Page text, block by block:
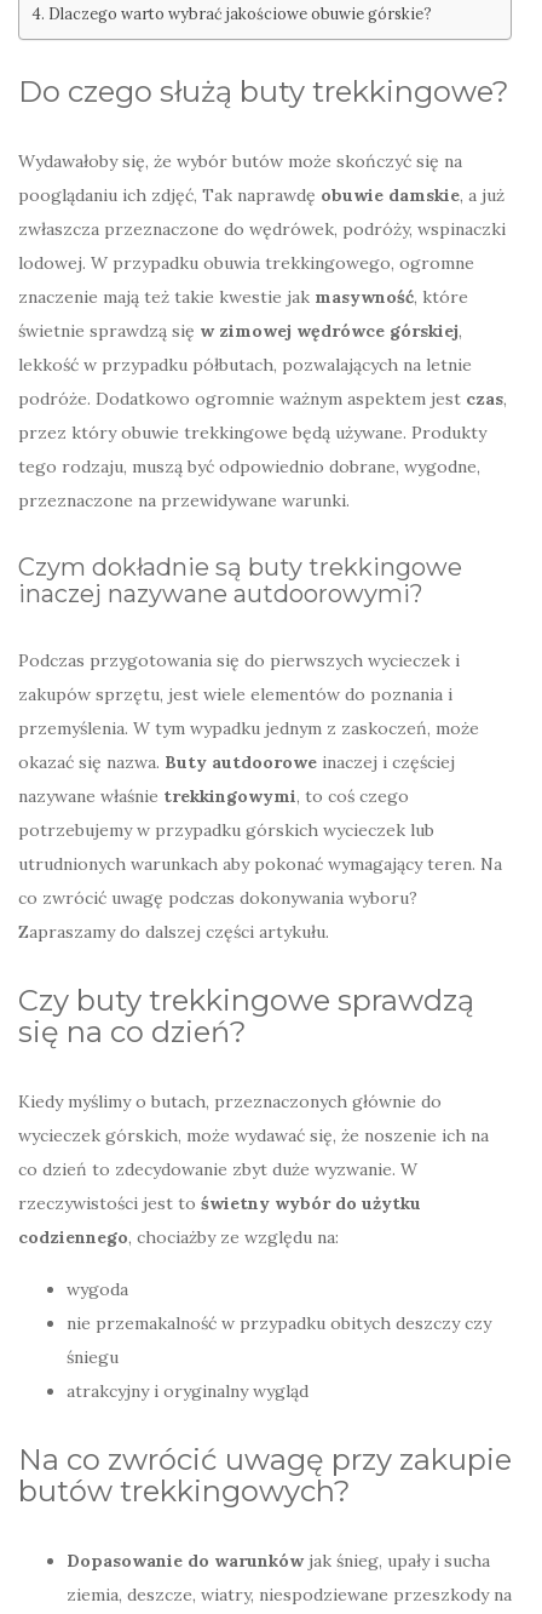
Dlaczego warto wybrać jakościowe obuwie górskie?
Do czego służą buty trekkingowe?
Wydawałoby się, że wybór butów może skończyć się na
pooglądaniu ich zdjęć, Tak naprawdę obuwie damskie, a już
zwłaszcza przeznaczone do wędrówek, podróży, wspinaczki
lodowej. W przypadku obuwia trekkingowego, ogromne
znaczenie mają też takie kwestie jak masywność, które
świetnie sprawdzą się w zimowej wędrówce górskiej,
lekkość w przypadku półbutach, pozwalających na letnie
podróże. Dodatkowo ogromnie ważnym aspektem jest czas,
przez który obuwie trekkingowe będą używane. Produkty
tego rodzaju, muszą być odpowiednio dobrane, wygodne,
przeznaczone na przewidywane warunki.
Czym dokładnie są buty trekkingowe
inaczej nazywane autdoorowymi?
Podczas przygotowania się do pierwszych wycieczek i
zakupów sprzętu, jest wiele elementów do poznania i
przemyślenia. W tym wypadku jednym z zaskoczeń, może
okazać się nazwa. Buty autdoorowe inaczej i częściej
nazywane właśnie trekkingowymi, to coś czego
potrzebujemy w przypadku górskich wycieczek lub
utrudnionych warunkach aby pokonać wymagający teren. Na
co zwrócić uwagę podczas dokonywania wyboru?
Zapraszamy do dalszej części artykułu.
Czy buty trekkingowe sprawdzą
się na co dzień?
Kiedy myślimy o butach, przeznaczonych głównie do
wycieczek górskich, może wydawać się, że noszenie ich na
co dzień to zdecydowanie zbyt duże wyzwanie. W
rzeczywistości jest to świetny wybór do użytku
codziennego, chociażby ze względu na:
wygoda
nie przemakalność w przypadku obitych deszczy czy
śniegu
atrakcyjny i oryginalny wygląd
Na co zwrócić uwagę przy zakupie
butów trekkingowych?
Dopasowanie do warunków jak śnieg, upały i sucha
ziemia, deszcze, wiatry, niespodziewane przeszkody na